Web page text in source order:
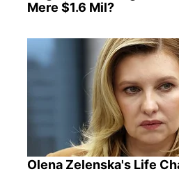
Mere $1.6 Mil?
Olena Zelenska's Life